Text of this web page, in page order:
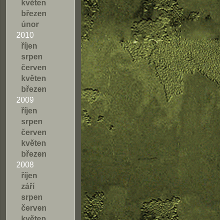
květen
březen
únor
2010
říjen
srpen
červen
květen
březen
2009
říjen
srpen
červen
květen
březen
2008
říjen
září
srpen
červen